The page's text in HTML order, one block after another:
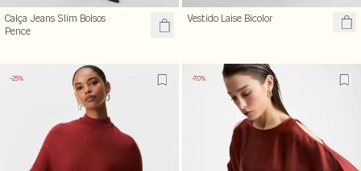
Calça Jeans Slim Bolsos
Pence
Vestido Laise Bicolor
-25% -70%